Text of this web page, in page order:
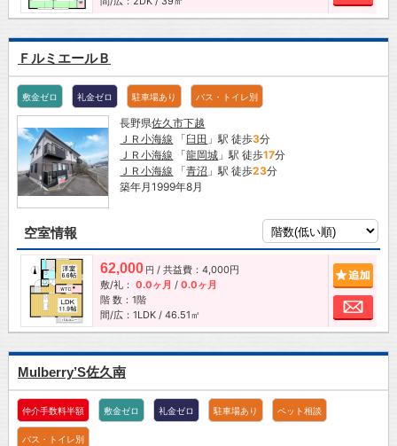
ＦルミエールＢ
敷金ゼロ 礼金ゼロ 駐車場あり バス・トイレ別
長野県佐久市下越
ＪＲ小海線 「臼田 」駅 徒歩3分
ＪＲ小海線 「龍岡城 」駅 徒歩17分
ＪＲ小海線 「青沼 」駅 徒歩23分
築年月1999年8月
空室情報
62,000 円 / 共益費：4,000円
敷/礼： 0.0ヶ月 / 0.0ヶ月
階 数：1階
間/広：1LDK / 46.51㎡
お
Mulberry’S佐久南
仲介手数料半額 敷金ゼロ 礼金ゼロ 駐車場あり ペット相談
バス・トイレ別